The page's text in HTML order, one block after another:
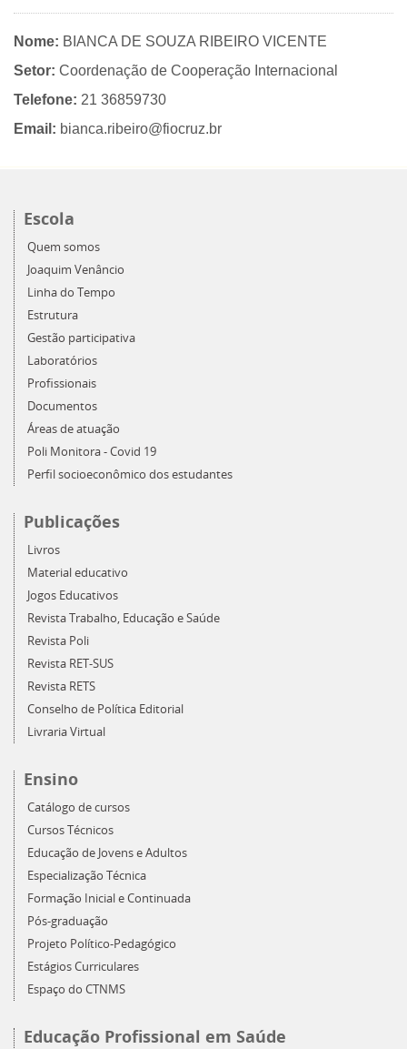
Nome: BIANCA DE SOUZA RIBEIRO VICENTE
Setor: Coordenação de Cooperação Internacional
Telefone: 21 36859730
Email: bianca.ribeiro@fiocruz.br
Escola
Quem somos
Joaquim Venâncio
Linha do Tempo
Estrutura
Gestão participativa
Laboratórios
Profissionais
Documentos
Áreas de atuação
Poli Monitora - Covid 19
Perfil socioeconômico dos estudantes
Publicações
Livros
Material educativo
Jogos Educativos
Revista Trabalho, Educação e Saúde
Revista Poli
Revista RET-SUS
Revista RETS
Conselho de Política Editorial
Livraria Virtual
Ensino
Catálogo de cursos
Cursos Técnicos
Educação de Jovens e Adultos
Especialização Técnica
Formação Inicial e Continuada
Pós-graduação
Projeto Político-Pedagógico
Estágios Curriculares
Espaço do CTNMS
Educação Profissional em Saúde